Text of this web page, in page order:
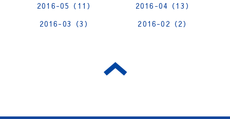
2016-05（11）
2016-04（13）
2016-03（3）
2016-02（2）